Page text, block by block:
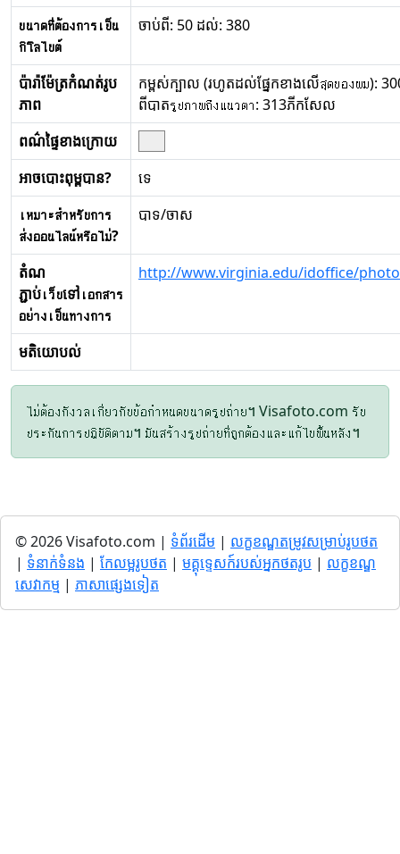
ขนาดที่ต้องการเป็น
กิโลไบต์
ចាប់ពី: 50 ដល់: 380
ប៉ារ៉ាម៉ែត្រកំណត់រូប
ភាព
កម្ពស់ក្បាល (រហូតដល់ផ្នែកខាងលើสุดของผม):
ពីបាតรูปภาพถึงแนวตา: 313ភីកសែល
ពណ៌ផ្ទៃខាងក្រោយ
អាចបោះពុម្ពបាន?
ទេ
เหมาะสำหรับการ
ส่งออนไลน์หรือไม่?
បាទ/ចាស
តំណ
ភ្ជាប់เว็บទៅเอกสาร
อย่างเป็นทางการ
http://www.virginia.edu/idoffice/
មតិយោបល់
ไม่ต้องกังวลเกี่ยวกับข้อกำหนดขนาดรูปถ่าย។ Visafoto.com รับ
ประกันการปฏิบัติตาม។ มันสร้างรูปถ่ายที่ถูกต้องและแก้ไขพื้นหลัง។
© 2026 Visafoto.com | ទំព័រដើម | លក្ខខណ្ឌតម្រូវសម្រាប់រូបថត
| ទំនាក់ទំនង | កែលម្អរូបថត | មគ្គុទ្ទេសក៍របស់អ្នកថតរូប | លក្ខខណ្ឌ
សេវាកម្ម | ភាសាផ្សេងទៀត